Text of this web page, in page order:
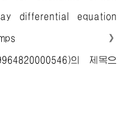
differential equation
》
의 제목으